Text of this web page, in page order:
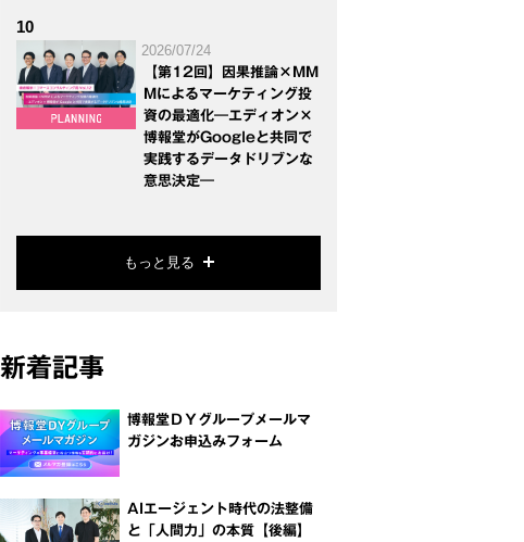
10
2026/07/24
【第12回】因果推論×MM
Mによるマーケティング投
資の最適化―エディオン×
博報堂がGoogleと共同で
実践するデータドリブンな
意思決定―
もっと見る
新着記事
博報堂ＤＹグループメールマ
ガジンお申込みフォーム
AIエージェント時代の法整備
と「人間力」の本質【後編】